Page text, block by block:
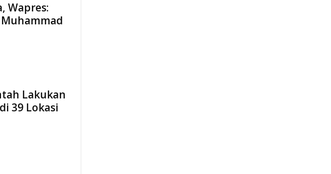
Wapres:
Lakukan
39 Lokasi